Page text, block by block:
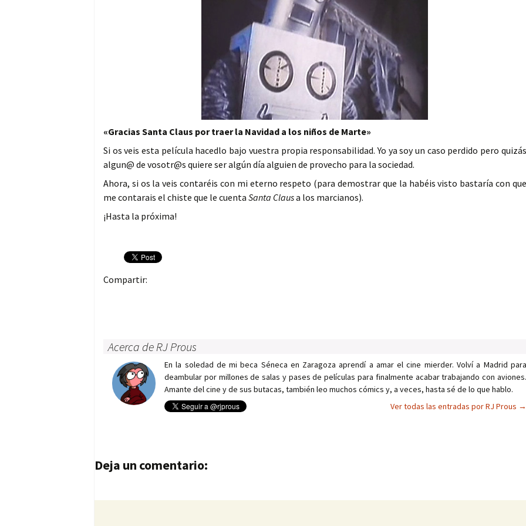
«Gracias Santa Claus por traer la Navidad a los niños de Marte»
Si os veis esta película hacedlo bajo vuestra propia responsabilidad. Yo ya soy un caso perdido pero quizás
algun@ de vosotr@s quiere ser algún día alguien de provecho para la sociedad.
Ahora, si os la veis contaréis con mi eterno respeto (para demostrar que la habéis visto bastaría con que
me contarais el chiste que le cuenta Santa Clausa los marcianos).
¡Hasta la próxima!
Compartir:
Acerca de RJ Prous
En la soledad de mi beca Séneca en Zaragoza aprendí a amar el cine mierder. Volví a Madrid para
deambular por millones de salas y pases de películas para finalmente acabar trabajando con aviones.
Amante del cine y de sus butacas, también leo muchos cómics y, a veces, hasta sé de lo que hablo.
Ver todas las entradas por RJ Prous →
Navegación de entradas
Deja un comentario: